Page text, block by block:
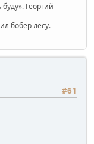
Георгий
бобёр лесу.
#61